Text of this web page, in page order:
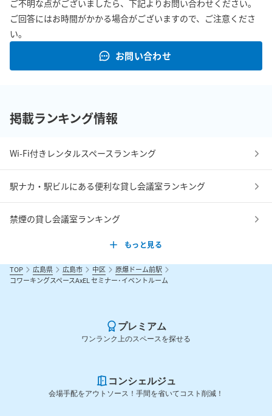
ご不明な点がございましたら、下記よりお問い合わせください。
ご回答にはお時間がかかる場合がございますので、ご注意くださ
い。
お問い合わせ
掲載ランキング情報
Wi-Fi付きレンタルスペースランキング
駅ナカ・駅ビルにある便利な貸し会議室ランキング
禁煙の貸し会議室ランキング
もっと見る
TOP 広島県 広島市 中区
原爆ドーム前駅
コワーキングスペースAxEL セミナー･イベントルーム
プレミアム
ワンランク上のスペースを探せる
コンシェルジュ
会場手配をアウトソース！手間を省いてコスト削減！